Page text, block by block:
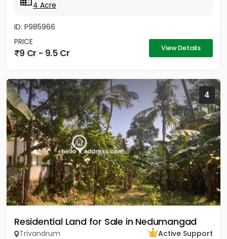
4 Acre
ID: P985966
PRICE
9 Cr - 9.5 Cr View Details
4
Residential Land for Sale in Nedumangad
Trivandrum
Active Support